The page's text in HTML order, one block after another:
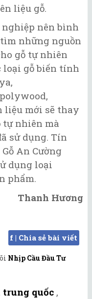
liệu gỗ.
nghiệp nên bình
những nguồn
gỗ tự nhiên
loại gỗ biến tính
liệu mới sẽ thay
tự nhiên mà
sử dụng. Tín
An Cường
dụng loại
phẩm.
Thanh Hương
f | Chia sẻ bài viết
Nhịp Cầu Đầu Tư
trung quốc ,